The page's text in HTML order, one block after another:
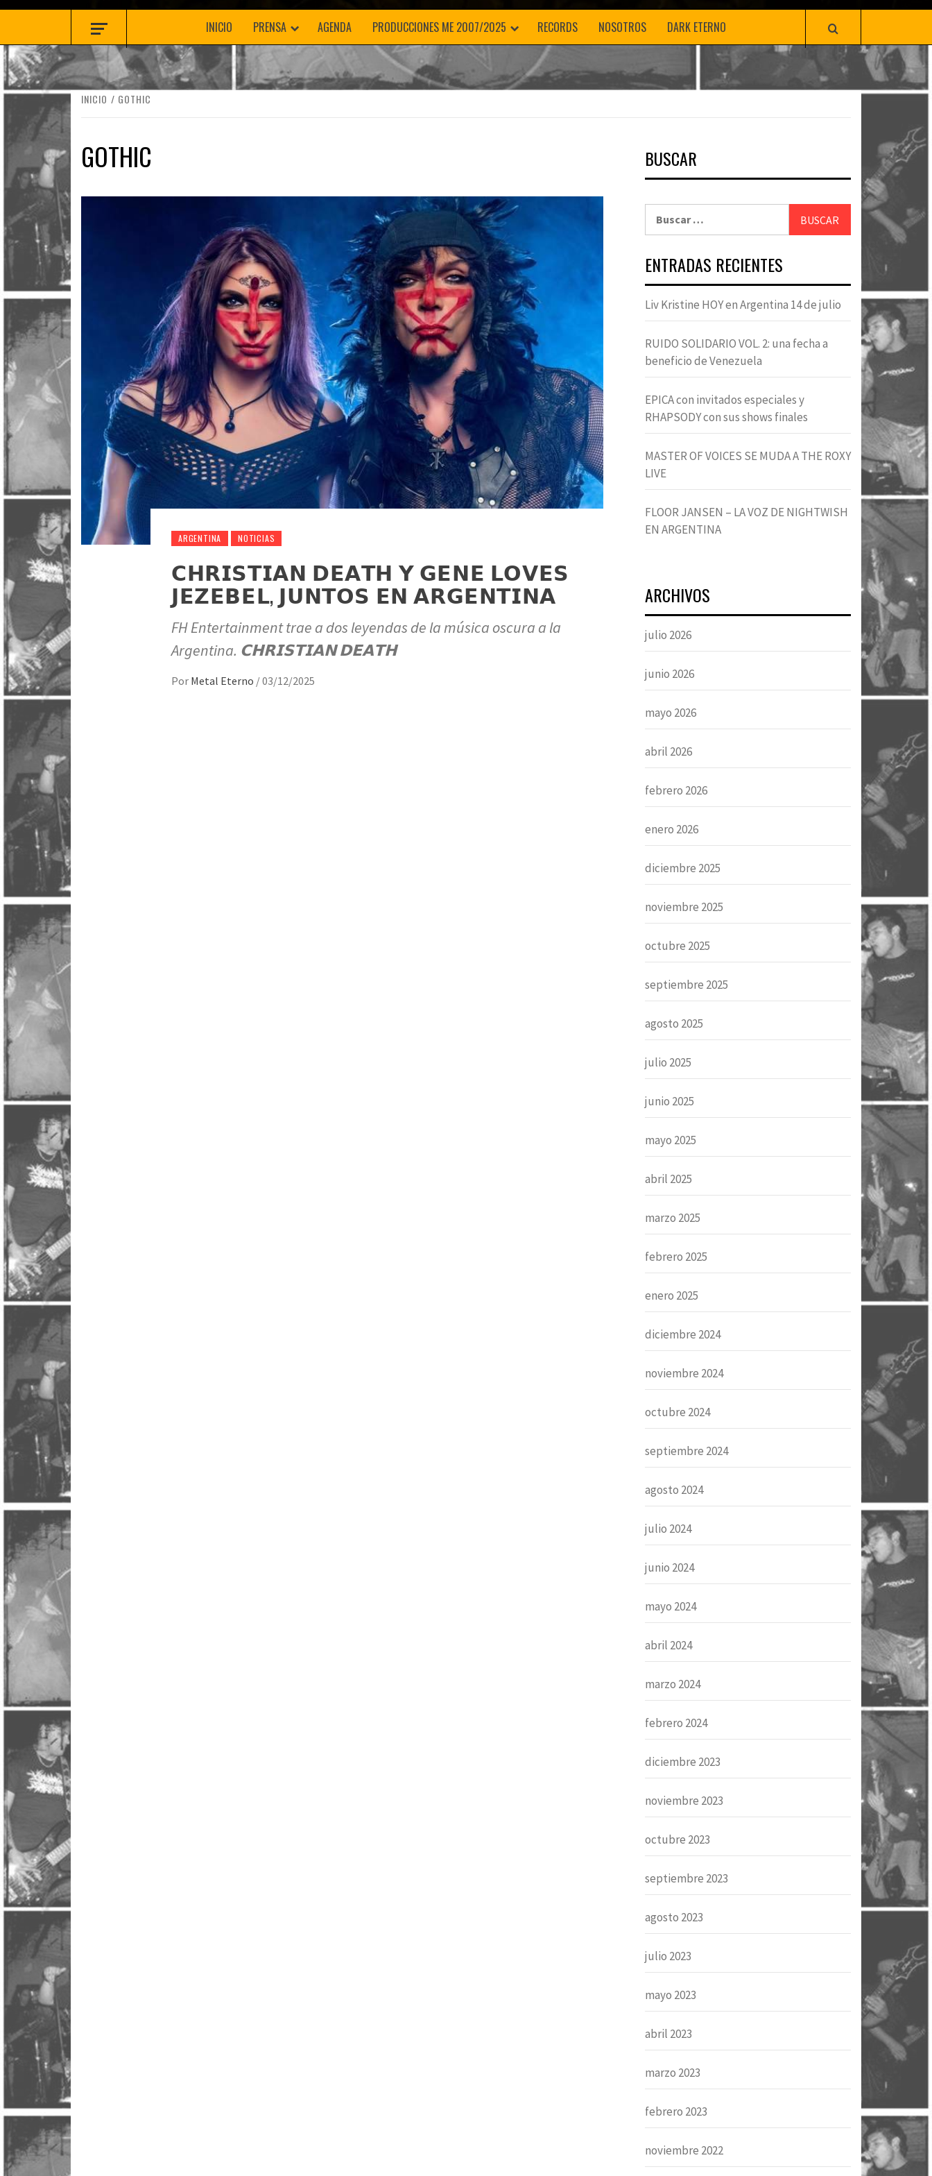
INICIO PRENSA AGENDA PRODUCCIONES ME 2007/2025 RECORDS NOSOTROS DARK ETERNO
INICIO GOTHIC
GOTHIC
ARGENTINA NOTICIAS
𝗖𝗛𝗥𝗜𝗦𝗧𝗜𝗔𝗡 𝗗𝗘𝗔𝗧𝗛 𝗬 𝗚𝗘𝗡𝗘 𝗟𝗢𝗩𝗘𝗦
𝗝𝗘𝗭𝗘𝗕𝗘𝗟, 𝗝𝗨𝗡𝗧𝗢𝗦 𝗘𝗡 𝗔𝗥𝗚𝗘𝗡𝗧𝗜𝗡𝗔
FH Entertainment trae a dos leyendas de la música oscura a la
Argentina. 𝗖𝗛𝗥𝗜𝗦𝗧𝗜𝗔𝗡 𝗗𝗘𝗔𝗧𝗛
Por Metal Eterno /03/12/2025
BUSCAR
ENTRADAS RECIENTES
Liv Kristine HOY en Argentina 14 de julio
RUIDO SOLIDARIO VOL. 2: una fecha a
beneficio de Venezuela
EPICA con invitados especiales y
RHAPSODY con sus shows finales
MASTER OF VOICES SE MUDA A THE ROXY
LIVE
FLOOR JANSEN – LA VOZ DE NIGHTWISH
EN ARGENTINA
ARCHIVOS
julio 2026
junio 2026
mayo 2026
abril 2026
febrero 2026
enero 2026
diciembre 2025
noviembre 2025
octubre 2025
septiembre 2025
agosto 2025
julio 2025
junio 2025
mayo 2025
abril 2025
marzo 2025
febrero 2025
enero 2025
diciembre 2024
noviembre 2024
octubre 2024
septiembre 2024
agosto 2024
julio 2024
junio 2024
mayo 2024
abril 2024
marzo 2024
febrero 2024
diciembre 2023
noviembre 2023
octubre 2023
septiembre 2023
agosto 2023
julio 2023
mayo 2023
abril 2023
marzo 2023
febrero 2023
noviembre 2022